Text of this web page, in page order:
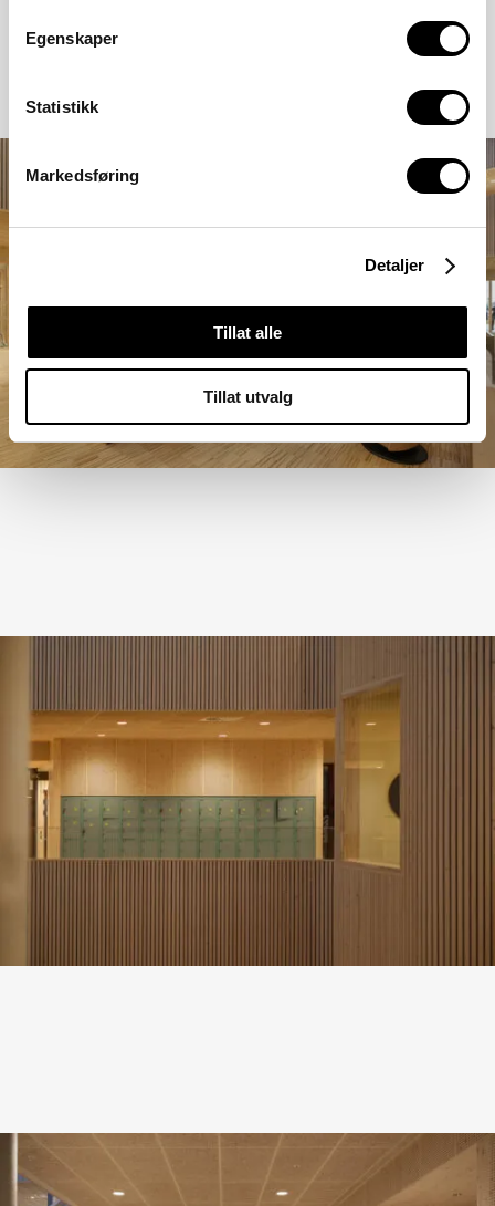
Egenskaper
Statistikk
Markedsføring
Detaljer
Tillat alle
Tillat utvalg